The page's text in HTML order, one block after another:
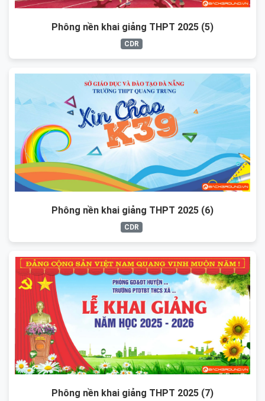
Phông nền khai giảng THPT 2025 (5)
CDR
Phông nền khai giảng THPT 2025 (6)
CDR
Phông nền khai giảng THPT 2025 (7)